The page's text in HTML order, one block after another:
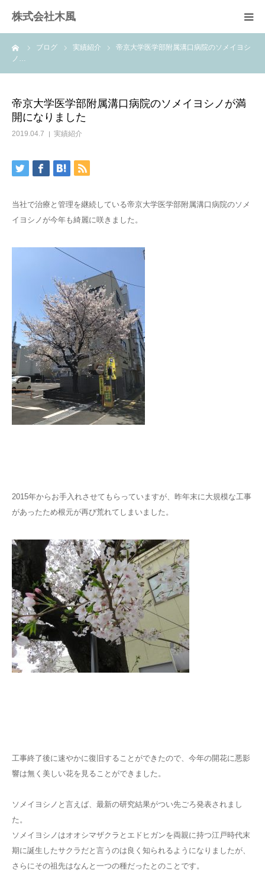
株式会社木風
ブログ 実績紹介
帝京大学医学部附属溝口病院のソメイヨシ
ノ…
帝京大学医学部附属溝口病院のソメイヨシノが満
開になりました
2019.04.7 実績紹介
当社で治療と管理を継続している帝京大学医学部附属溝口病院のソメ
イヨシノが今年も綺麗に咲きました。
2015年からお手入れさせてもらっていますが、昨年末に大規模な工事
があったため根元が再び荒れてしまいました。
工事終了後に速やかに復旧することができたので、今年の開花に悪影
響は無く美しい花を見ることができました。
ソメイヨシノと言えば、最新の研究結果がつい先ごろ発表されまし
た。
ソメイヨシノはオオシマザクラとエドヒガンを両親に持つ江戸時代末
期に誕生したサクラだと言うのは良く知られるようになりましたが、
さらにその祖先はなんと一つの種だったとのことです。
業務案内
樹木医受験応援講座